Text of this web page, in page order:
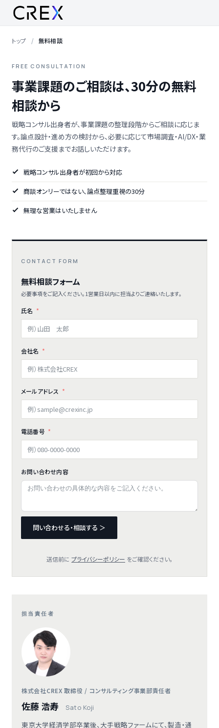
トップ 無料相談
FREE CONSULTATION
事業課題のご相談は、30分の無料
相談から
戦略コンサル出身者が、事業課題の整理段階からご相談に応じま
す。論点設計・進め方の検討から、必要に応じて市場調査・AI/DX・業
務代行のご支援までお話しいただけます。
戦略コンサル出身者が初回から対応
商談オンリーではない、論点整理重視の30分
無理な営業はいたしません
CONTACT FORM
無料相談フォーム
必要事項をご記入ください。1営業日以内に担当よりご連絡いたします。
氏名
会社名
メールアドレス
電話番号
お問い合わせ内容
問い合わせる・相談する ＞
送信前に プライバシーポリシー をご確認ください。
担当責任者
株式会社CREX 取締役 / コンサルティング事業部責任者
佐藤 浩寿 Sato Koji
東京大学経済学部卒業後、大手戦略ファームにて、製造・通